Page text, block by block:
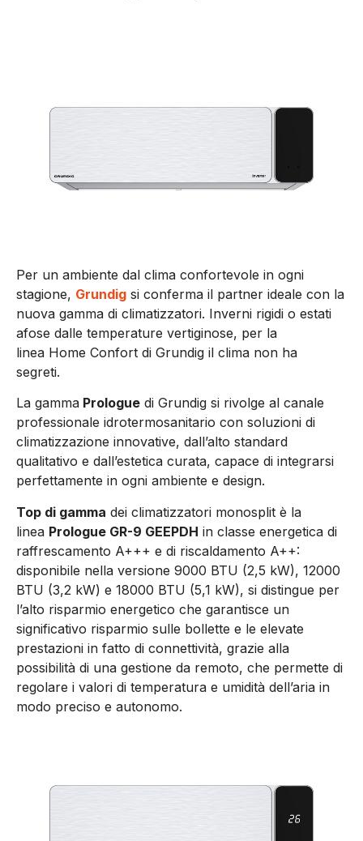
Per un ambiente dal clima confortevole in ogni
stagione, Grundig si conferma il partner ideale con la
nuova gamma di climatizzatori. Inverni rigidi o estati
afose dalle temperature vertiginose, per la
linea Home Confort di Grundig il clima non ha
segreti.
La gamma Prologue di Grundig si rivolge al canale
professionale idrotermosanitario con soluzioni di
climatizzazione innovative, dall’alto standard
qualitativo e dall’estetica curata, capace di integrarsi
perfettamente in ogni ambiente e design.
Top di gamma dei climatizzatori monosplit è la
linea Prologue GR-9 GEEPDH in classe energetica di
raffrescamento A+++ e di riscaldamento A++:
disponibile nella versione 9000 BTU (2,5 kW), 12000
BTU (3,2 kW) e 18000 BTU (5,1 kW), si distingue per
l’alto risparmio energetico che garantisce un
significativo risparmio sulle bollette e le elevate
prestazioni in fatto di connettività, grazie alla
possibilità di una gestione da remoto, che permette di
regolare i valori di temperatura e umidità dell’aria in
modo preciso e autonomo.